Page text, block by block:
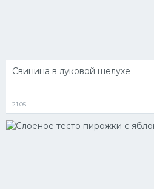
Свинина в луковой шелухе
21.05